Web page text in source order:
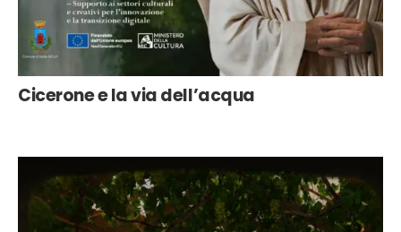
Cicerone e la via dell’acqua